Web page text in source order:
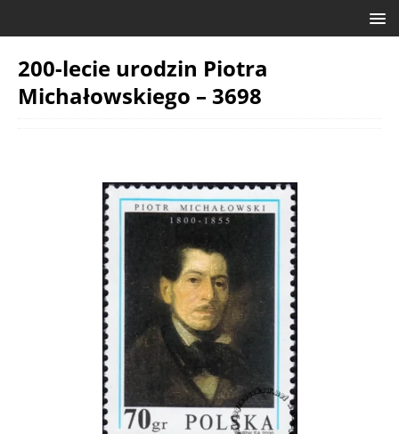
200-lecie urodzin Piotra
Michałowskiego – 3698